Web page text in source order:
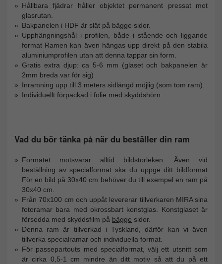
Hållbara fjädrar håller objektet permanent pressat mot
glasrutan.
Bakpanelen i HDF är slät på bägge sidor.
Upphängningshål i profilen, både i stående och liggande
format Ramen kan även hängas upp direkt på den stabila
aluminiumprofilen utan att denna tappar sin form.
Gratis extra djup: ca 5-6 mm (glaset och bakpanelen är
2mm breda var för sig)
Inramning upp till 3 meters sidlängd möjlig (som tom ram).
Individuellt förpackad i folie med skyddshörn.
Vad du bör tänka på när du beställer din ram
Formatet motsvarar alltid bildstorleken. Även vid
beställning av specialformat ska du uppge ditt bildformat
För en bild på 30x40 cm behöver du till exempel en ram på
30x40 cm.
Från 70x100 cm och uppåt levererar tillverkaren MIRA sina
fotoramar bara med okrossbart konstglas. Konstglaset är
försedda med skyddsfilm på bägge sidor.
Denna ram är tillverkad i Tyskland, därför kan vi även
tillverka specialramar och individuella format.
För passepartouts med specialformat, välj ett utsnitt som
är cirka 0,5-1 cm mindre än ditt motiv så att du på ett